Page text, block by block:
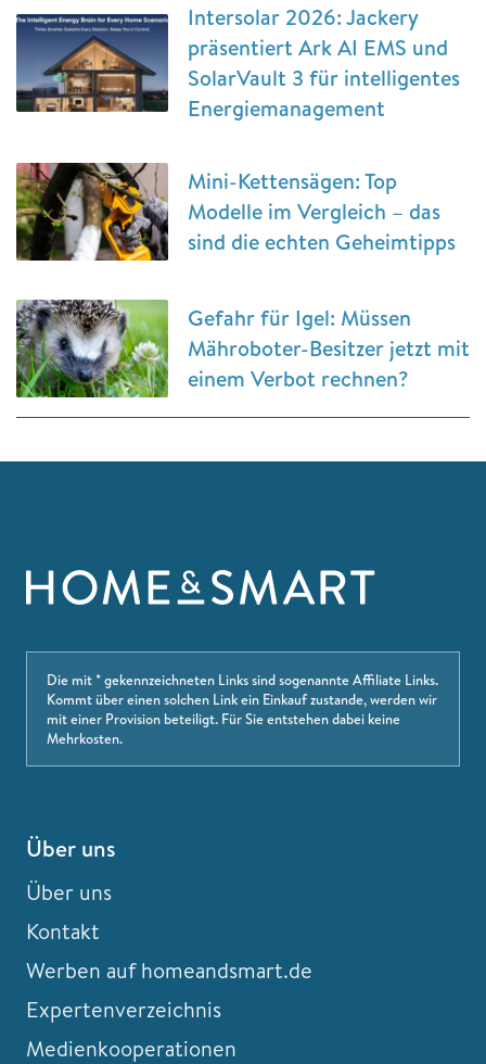
Intersolar 2026: Jackery
präsentiert Ark AI EMS und
SolarVault 3 für intelligentes
Energiemanagement
Mini-Kettensägen: Top
Modelle im Vergleich – das
sind die echten Geheimtipps
Gefahr für Igel: Müssen
Mähroboter-Besitzer jetzt mit
einem Verbot rechnen?
Die mit * gekennzeichneten Links sind sogenannte Affiliate Links.
Kommt über einen solchen Link ein Einkauf zustande, werden wir
mit einer Provision beteiligt. Für Sie entstehen dabei keine
Mehrkosten.
Über uns
Über uns
Kontakt
Werben auf homeandsmart.de
Expertenverzeichnis
Medienkooperationen